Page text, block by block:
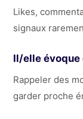
Likes,
signaux
Il/elle évoque
Rappeler des
garder proche